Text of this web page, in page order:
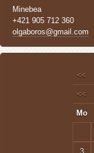
Minebea
+421 905 712 360
olgaboros@gmail.com
<<
<<
Mo